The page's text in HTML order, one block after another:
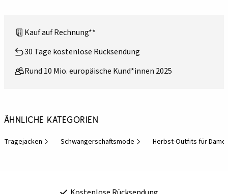
Kauf auf Rechnung**
30 Tage kostenlose Rücksendung
Rund 10 Mio. europäische Kund*innen 2025
Ähnliche Kategorien
Tragejacken Schwangerschaftsmode Herbst-Outfits für